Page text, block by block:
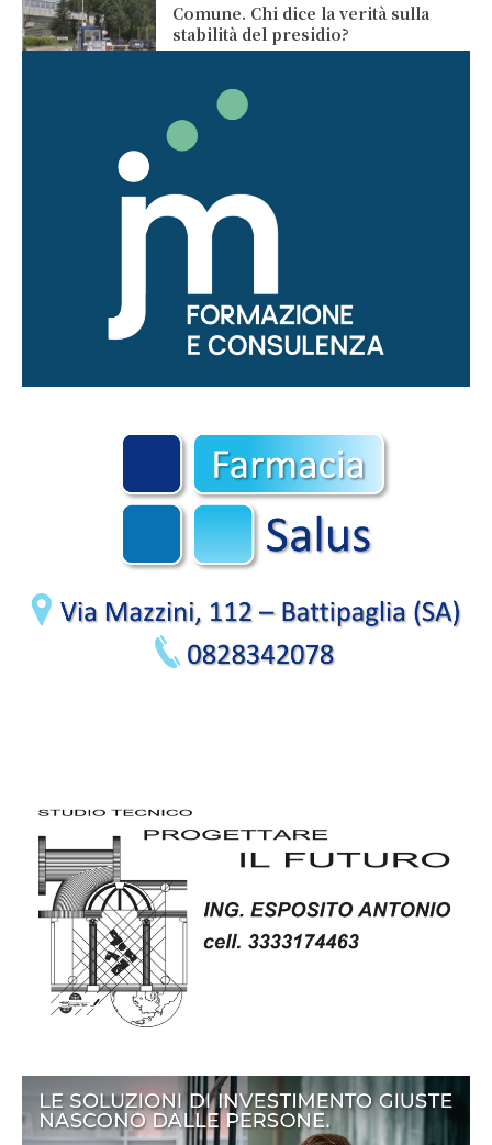
Comune. Chi dice la verità sulla
stabilità del presidio?